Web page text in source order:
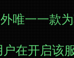
唯一一款
在开启该